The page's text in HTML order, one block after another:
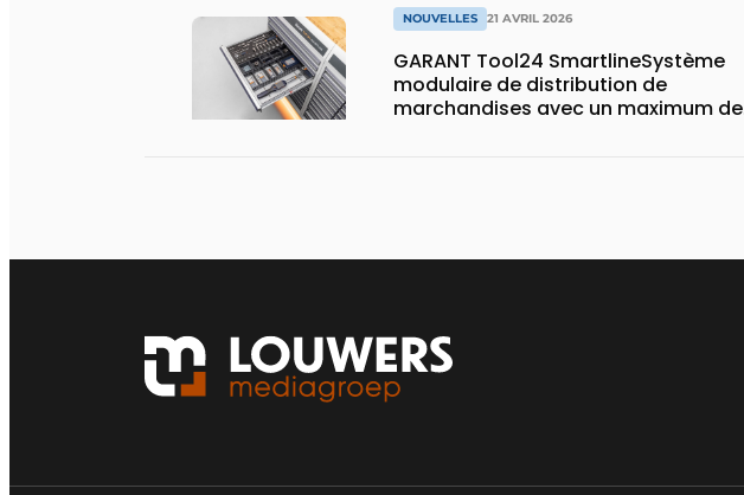
NOUVELLES 21 AVRIL 2026
GARANT Tool24 SmartlineSystème
modulaire de distribution de
marchandises avec un maximum de